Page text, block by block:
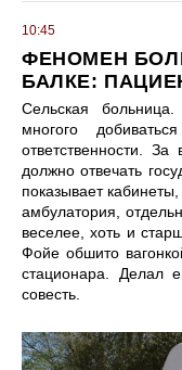
10:45
ФЕНОМЕН
БАЛКЕ:
Сельская
многого
ответственности.
должно отвечать
показывает
амбулатория,
веселее, хоть и
Фойе обшито
стационара. Делал
совесть.